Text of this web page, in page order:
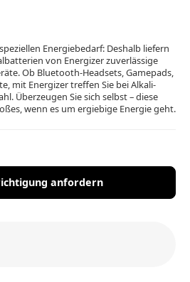
Energiebedarf: Deshalb liefern
von Energizer zuverlässige
Ob Bluetooth-Headsets, Gamepads,
mit Energizer treffen Sie bei Alkali-
Überzeugen Sie sich selbst – diese
wenn es um ergiebige Energie geht.
anfordern